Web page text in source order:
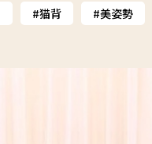
猫背 美姿勢